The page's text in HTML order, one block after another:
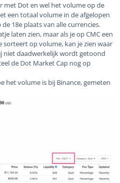
met Dot en wel het volume op de
een totaal volume in de afgelopen
18e plaats van allecurrencies.
laten zien, maar als je op CMC een
sorteert op volume, kan je zien waar
niet daadwerkelijk wordt getoond
de Dot Market Cap nog op
het volume is bij Binance, gemeten